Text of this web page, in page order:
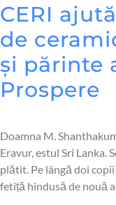
CERI
de
și părinte
Prospere
Doamna M.
Eravur, estul Sri Lanka.
plătit. Pe lângă doi
fetiță hindusă de nouă